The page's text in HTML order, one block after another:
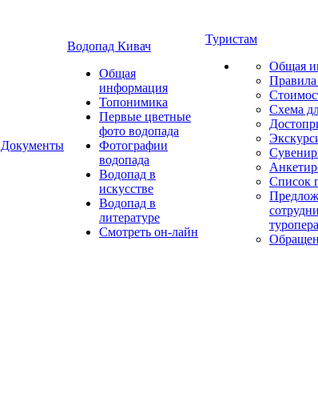
Документы
Водопад Кивач
Общая
информация
Топонимика
Первые цветные
фото водопада
Фотографии
водопада
Водопад в
искусстве
Водопад в
литературе
Смотреть он-лайн
Туристам
Общая
Схема
Список